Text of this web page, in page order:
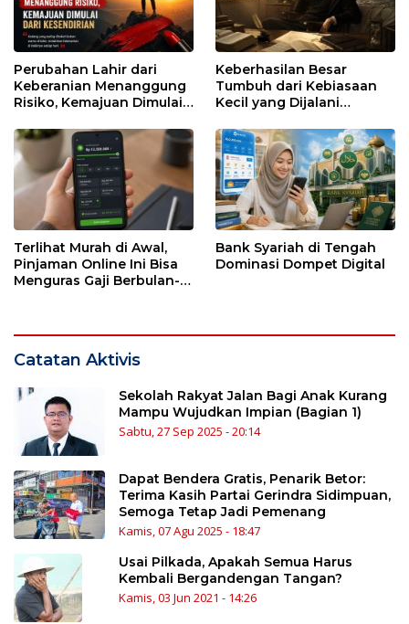
Perubahan Lahir dari
Keberanian Menanggung
Risiko, Kemajuan Dimulai
Keberhasilan Besar
Tumbuh dari Kebiasaan
Kecil yang Dijalani
Terlihat Murah di Awal,
Pinjaman Online Ini Bisa
Menguras Gaji Berbulan-
Bank Syariah di Tengah
Dominasi Dompet Digital
Catatan Aktivis
Sekolah Rakyat Jalan Bagi Anak Kurang
Mampu Wujudkan Impian (Bagian 1)
Sabtu, 27 Sep 2025 - 20:14
Dapat Bendera Gratis, Penarik Betor:
Terima Kasih Partai Gerindra Sidimpuan,
Semoga Tetap Jadi Pemenang
Kamis, 07 Agu 2025 - 18:47
Usai Pilkada, Apakah Semua Harus
Kembali Bergandengan Tangan?
Kamis, 03 Jun 2021 - 14:26